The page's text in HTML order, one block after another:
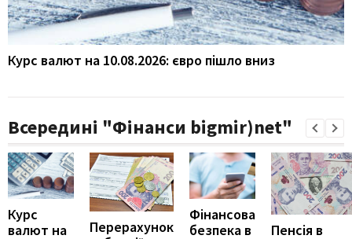
Курс валют на 10.08.2026: євро пішло вниз
Всередині "Фінанси bigmir)net"
Курс
валют на
Перерахунок
Фінансова
безпека в
Пенсія в